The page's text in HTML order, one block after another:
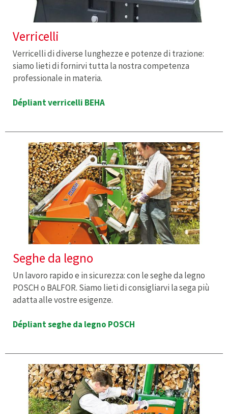
Verricelli
Verricelli di diverse lunghezze e potenze di trazione:
siamo lieti di fornirvi tutta la nostra competenza
professionale in materia.
Dépliant verricelli BEHA
Seghe da legno
Un lavoro rapido e in sicurezza: con le seghe da legno
POSCH o BALFOR. Siamo lieti di consigliarvi la sega più
adatta alle vostre esigenze.
Dépliant seghe da legno POSCH